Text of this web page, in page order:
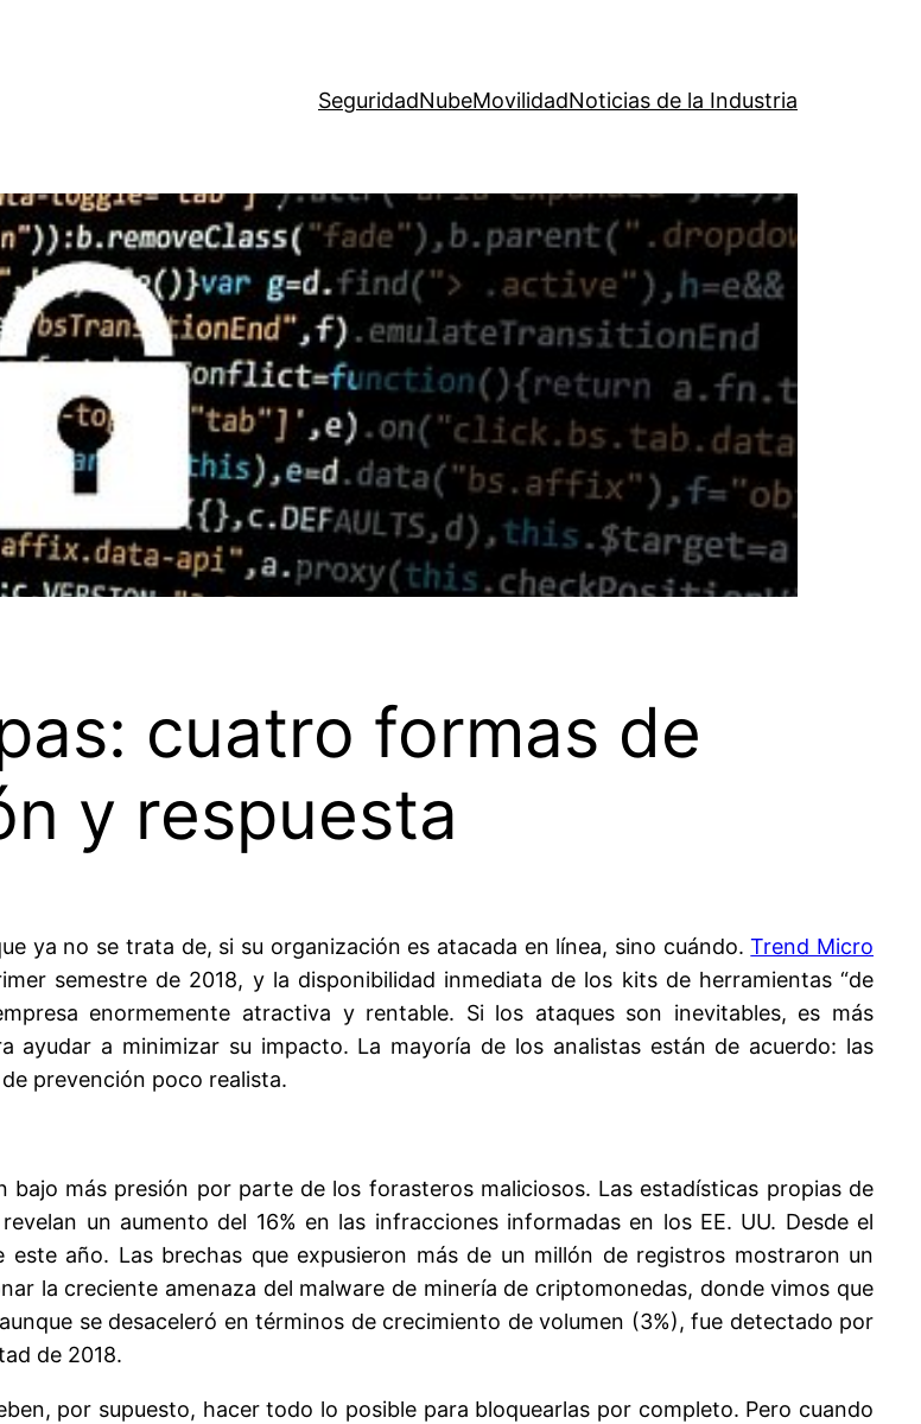
SeguridadNubeMovilidadNoticias de la Industria
cuatro formas de
y respuesta
ya no se trata de, si su organización es atacada en línea, sino cuándo.Trend Micro
semestre de 2018, y la disponibilidad inmediata de los kits de herramientas “de
enormemente atractiva y rentable. Si los ataques son inevitables, es más
a minimizar su impacto. La mayoría de los analistas están de acuerdo: las
prevención poco realista.
más presión por parte de los forasteros maliciosos. Las estadísticas propias de
revelan un aumento del 16% en las infracciones informadas en los EE. UU. Desde el
año. Las brechas que expusieron más de un millón de registros mostraron un
la creciente amenaza del malware de minería de criptomonedas, donde vimos que
se desaceleró en términos de crecimiento de volumen (3%), fue detectado por
de 2018.
por supuesto, hacer todo lo posible para bloquearlas por completo. Pero cuando